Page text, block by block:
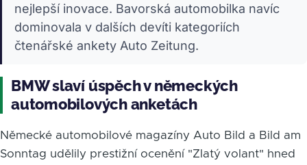
nejlepší inovace. Bavorská automobilka navíc
dominovala v dalších devíti kategoriích
čtenářské ankety Auto Zeitung.
BMW slaví úspěch v německých
automobilových anketách
Německé automobilové magazíny Auto Bild a Bild am
Sonntag udělily prestižní ocenění "Zlatý volant" hned